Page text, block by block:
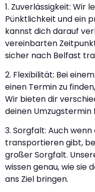
1. Zuverlässigkeit: Wir
Pünktlichkeit und ein
kannst dich darauf
vereinbarten
sicher nach Belfast
2. Flexibilität: Bei
einen Termin zu
Wir bieten dir
deinen
3. Sorgfalt: Auch
transportieren gibt,
großer Sorgfalt.
wissen genau, wie sie
ans Ziel bringen.